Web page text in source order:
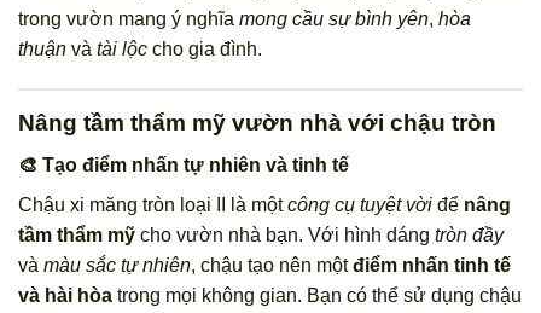
trong vườn mang ý nghĩa mong cầu sự bình yên, hòa
thuận và tài lộc cho gia đình.
Nâng tầm thẩm mỹ vườn nhà với chậu tròn
🎨 Tạo điểm nhấn tự nhiên và tinh tế
Chậu xi măng tròn loại II là mộtcông cụ tuyệt vời để nâng
tầm thẩm mỹ cho vườn nhà bạn. Với hình dáng tròn đầy
và màu sắc tự nhiên, chậu tạo nên mộtđiểm nhấn tinh tế
và hài hòa trong mọi không gian. Bạn có thể sử dụng chậu